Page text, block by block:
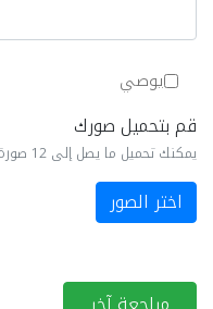
يوصي
قم بتحميل صورك
يمكنك تحميل ما يصل إلى 12 صورة
اختر الصور